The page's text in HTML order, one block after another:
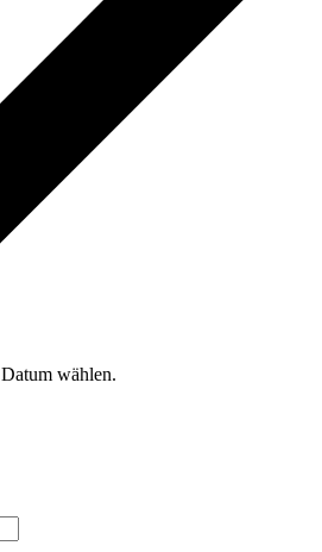
Datum wählen.